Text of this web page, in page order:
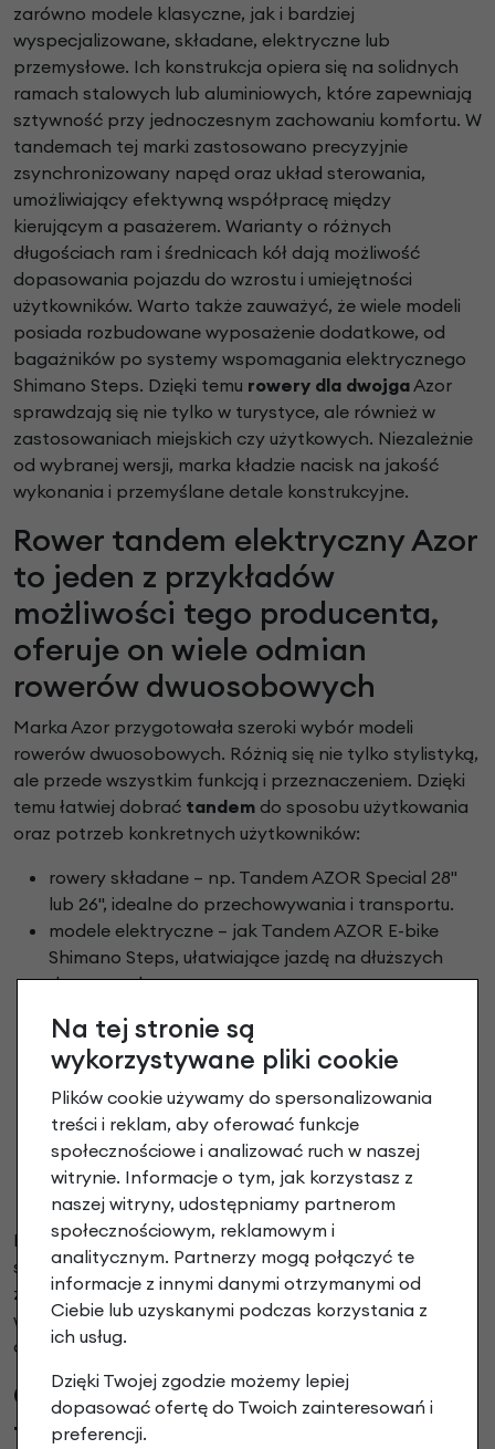
zarówno modele klasyczne, jak i bardziej
wyspecjalizowane, składane, elektryczne lub
przemysłowe. Ich konstrukcja opiera się na solidnych
ramach stalowych lub aluminiowych, które zapewniają
sztywność przy jednoczesnym zachowaniu komfortu. W
tandemach tej marki zastosowano precyzyjnie
zsynchronizowany napęd oraz układ sterowania,
umożliwiający efektywną współpracę między
kierującym a pasażerem. Warianty o różnych
długościach ram i średnicach kół dają możliwość
dopasowania pojazdu do wzrostu i umiejętności
użytkowników. Warto także zauważyć, że wiele modeli
posiada rozbudowane wyposażenie dodatkowe, od
bagażników po systemy wspomagania elektrycznego
Shimano Steps. Dzięki temu rowery dla dwojgaAzor
sprawdzają się nie tylko w turystyce, ale również w
zastosowaniach miejskich czy użytkowych. Niezależnie
od wybranej wersji, marka kładzie nacisk na jakość
wykonania i przemyślane detale konstrukcyjne.
Rower tandem elektryczny Azor
to jeden z przykładów
możliwości tego producenta,
oferuje on wiele odmian
rowerów dwuosobowych
Marka Azor przygotowała szeroki wybór modeli
rowerów dwuosobowych. Różnią się nie tylko stylistyką,
ale przede wszystkim funkcją i przeznaczeniem. Dzięki
temu łatwiej dobrać tandem do sposobu użytkowania
oraz potrzeb konkretnych użytkowników:
rowery składane – np. Tandem AZOR Special 28"
lub 26", idealne do przechowywania i transportu.
modele elektryczne – jak Tandem AZOR E-bike
Shimano Steps, ułatwiające jazdę na dłuższych
dystansach.
Special 24", przeznaczone do pracy w zakładach
lub magazynach.
wersje przedłużane – Tandem AZOR Special 26"
DŁUGI, gwarantujące lepsze rozłożenie masy i
stabilność.
wersje miejskie – do codziennego użytku w
infrastrukturze miejskiej i rekreacyjnej.
Każdy z typów zaprojektowano z myślą o konkretnym
środowisku użytkowania, od prywatnych wycieczek po
zastosowania profesjonalne. Dzięki temu oferta Azor
wyróżnia się uniwersalnością i praktycznym podejściem
do tematu jazdy we dwoje.
Czy można wybrać rower
tandem na długie trasy?
Na tej stronie są
wykorzystywane pliki cookie
Plików cookie używamy do spersonalizowania
treści i reklam, aby oferować funkcje
społecznościowe i analizować ruch w naszej
witrynie. Informacje o tym, jak korzystasz z
naszej witryny, udostępniamy partnerom
społecznościowym, reklamowym i
analitycznym. Partnerzy mogą połączyć te
informacje z innymi danymi otrzymanymi od
Ciebie lub uzyskanymi podczas korzystania z
ich usług.
Dzięki Twojej zgodzie możemy lepiej
dopasować ofertę do Twoich zainteresowań i
preferencji.